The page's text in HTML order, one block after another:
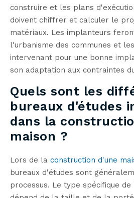
construire et les plans
doivent chiffrer et calculer le
matériaux. Les implanteurs
l'urbanisme des communes et
intervenant pour une bonne
son adaptation aux contraintes
Quels sont les
bureaux d'études
dans la
maison ?
Lors de la construction d'une
bureaux d'études sont
processus. Le type spécifique de